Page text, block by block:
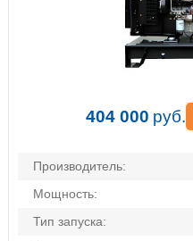
404 000 руб.
Производитель:
Мощность:
Тип запуска: